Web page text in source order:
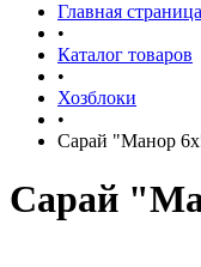
Главная страница
•
Каталог товаров
•
Хозблоки
•
Сарай "Манор
Сарай